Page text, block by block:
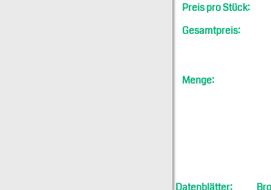
Preis pro Stück:
Gesamtpreis:
Menge: